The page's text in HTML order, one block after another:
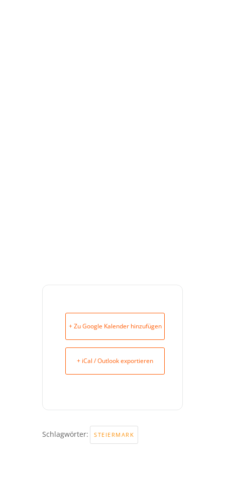
+ Zu Google Kalender hinzufügen
+ iCal / Outlook exportieren
Schlagwörter: STEIERMARK